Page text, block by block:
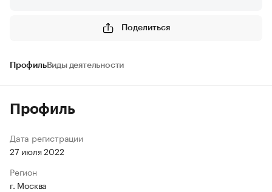
Поделиться
ПрофильВиды деятельности
Профиль
Дата регистрации
27 июля 2022
Регион
г. Москва